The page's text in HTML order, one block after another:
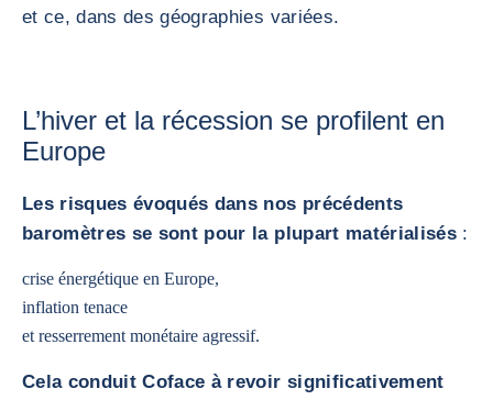
et ce, dans des géographies variées.
L’hiver et la récession se profilent en
Europe
Les risques évoqués dans nos précédents
baromètres se sont pour la plupart matérialisés:
crise énergétique en Europe,
inflation tenace
et resserrement monétaire agressif.
Cela conduit Coface à revoir significativement